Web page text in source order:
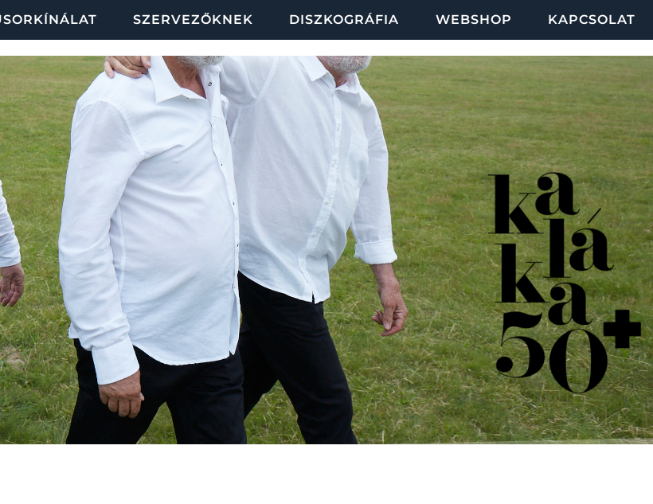
SZERVEZŐKNEK DISZKOGRÁFIA WEBSHOP KAPCSOLAT